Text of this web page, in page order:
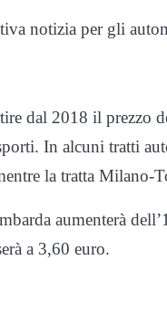
notizia per gli
dal 2018 il prezzo
In alcuni tratti
la tratta Milano-
aumenterà
a 3,60 euro.